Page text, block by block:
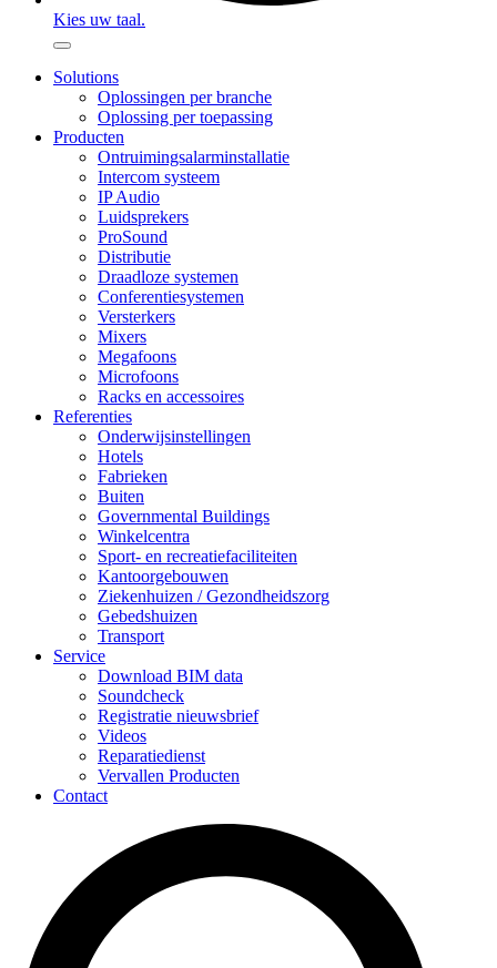
Kies uw taal.
Solutions
Oplossingen per branche
Oplossing per toepassing
Producten
Ontruimingsalarminstallatie
Intercom systeem
IP Audio
Luidsprekers
ProSound
Distributie
Draadloze systemen
Conferentiesystemen
Versterkers
Mixers
Megafoons
Microfoons
Racks en accessoires
Referenties
Onderwijsinstellingen
Hotels
Fabrieken
Buiten
Governmental Buildings
Winkelcentra
Sport- en recreatiefaciliteiten
Kantoorgebouwen
Ziekenhuizen / Gezondheidszorg
Gebedshuizen
Transport
Service
Download BIM data
Soundcheck
Registratie nieuwsbrief
Videos
Reparatiedienst
Vervallen Producten
Contact